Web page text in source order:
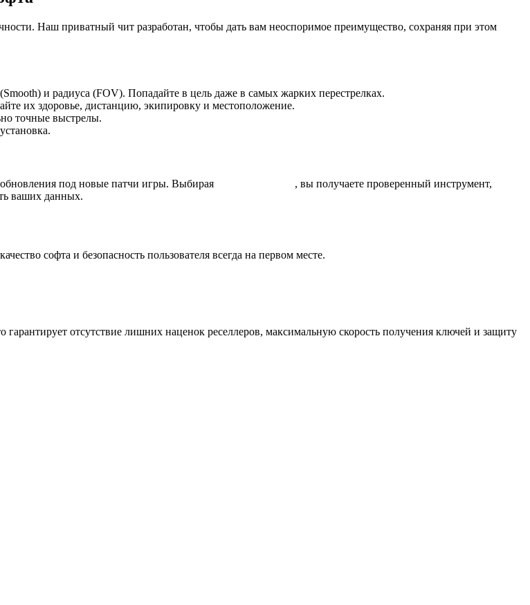
Наш приватный чит разработан, чтобы дать вам неоспоримое преимущество, сохраняя при этом
и радиуса (FOV). Попадайте в цель даже в самых жарких перестрелках.
их здоровье, дистанцию, экипировку и местоположение.
точные выстрелы.
под новые патчи игры. Выбирая
, вы получаете проверенный инструмент,
ваших данных.
софта и безопасность пользователя всегда на первом месте.
отсутствие лишних наценок реселлеров, максимальную скорость получения ключей и защиту